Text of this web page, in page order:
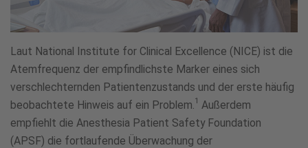
Laut National Institute for Clinical Excellence (NICE) ist die
Atemfrequenz der empfindlichste Marker eines sich
verschlechternden Patientenzustands und der erste häufig
beobachtete Hinweis auf ein Problem. 1
Außerdem
empfiehlt die Anesthesia Patient Safety Foundation
(APSF) die fortlaufende Überwachung der